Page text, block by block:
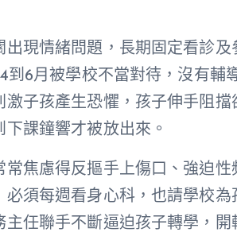
現情緒問題，長期固定看診及
6月被學校不當對待，沒有輔
子孩產生恐懼，孩子伸手阻擋
課鐘響才被放出來。
焦慮得反摳手上傷口、強迫性
須每週看身心科，也請學校為
任聯手不斷逼迫孩子轉學，開